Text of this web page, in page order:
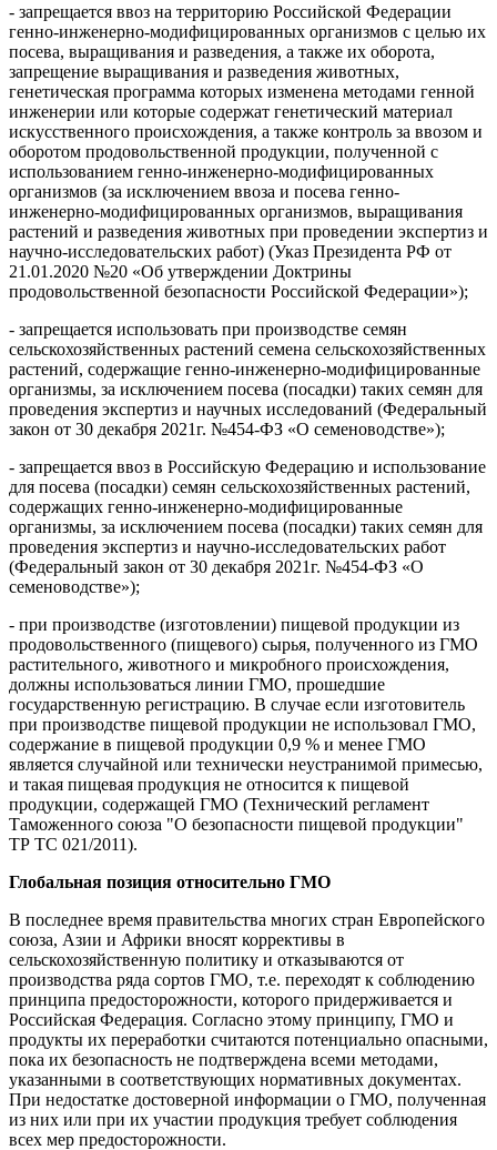
- запрещается ввоз на территорию Российской Федерации
генно-инженерно-модифицированных организмов с целью их
посева, выращивания и разведения, а также их оборота,
запрещение выращивания и разведения животных,
генетическая программа которых изменена методами генной
инженерии или которые содержат генетический материал
искусственного происхождения, а также контроль за ввозом и
оборотом продовольственной продукции, полученной с
использованием генно-инженерно-модифицированных
организмов (за исключением ввоза и посева генно-
инженерно-модифицированных организмов, выращивания
растений и разведения животных при проведении экспертиз и
научно-исследовательских работ) (Указ Президента РФ от
21.01.2020 №20 «Об утверждении Доктрины
продовольственной безопасности Российской Федерации»);
- запрещается использовать при производстве семян
сельскохозяйственных растений семена сельскохозяйственных
растений, содержащие генно-инженерно-модифицированные
организмы, за исключением посева (посадки) таких семян для
проведения экспертиз и научных исследований (Федеральный
закон от 30 декабря 2021г. №454-ФЗ «О семеноводстве»);
- запрещается ввоз в Российскую Федерацию и использование
для посева (посадки) семян сельскохозяйственных растений,
содержащих генно-инженерно-модифицированные
организмы, за исключением посева (посадки) таких семян для
проведения экспертиз и научно-исследовательских работ
(Федеральный закон от 30 декабря 2021г. №454-ФЗ «О
семеноводстве»);
- при производстве (изготовлении) пищевой продукции из
продовольственного (пищевого) сырья, полученного из ГМО
растительного, животного и микробного происхождения,
должны использоваться линии ГМО, прошедшие
государственную регистрацию. В случае если изготовитель
при производстве пищевой продукции не использовал ГМО,
содержание в пищевой продукции 0,9 % и менее ГМО
является случайной или технически неустранимой примесью,
и такая пищевая продукция не относится к пищевой
продукции, содержащей ГМО (Технический регламент
Таможенного союза "О безопасности пищевой продукции"
ТР ТС 021/2011).
Глобальная позиция относительно ГМО
В последнее время правительства многих стран Европейского
союза, Азии и Африки вносят коррективы в
сельскохозяйственную политику и отказываются от
производства ряда сортов ГМО, т.е. переходят к соблюдению
принципа предосторожности, которого придерживается и
Российская Федерация. Согласно этому принципу, ГМО и
продукты их переработки считаются потенциально опасными,
пока их безопасность не подтверждена всеми методами,
указанными в соответствующих нормативных документах.
При недостатке достоверной информации о ГМО, полученная
из них или при их участии продукция требует соблюдения
всех мер предосторожности.